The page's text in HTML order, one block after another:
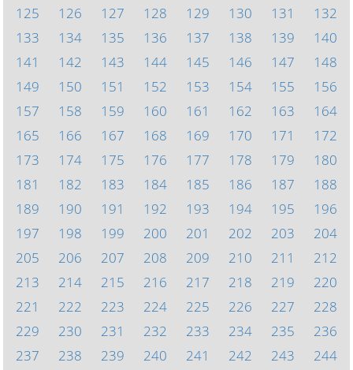
125
126 127 128 129 130 131
132
133
134 135 136 137 138 139
140
141
142 143 144 145 146 147
148
149
150 151 152 153 154 155
156
157
158 159 160 161 162 163
164
165
166 167 168 169 170 171
172
173
174 175 176 177 178 179
180
181
182 183 184 185 186 187
188
189
190 191 192 193 194 195
196
197
198 199 200 201 202 203
204
205
206 207 208 209 210 211
212
213
214 215 216 217 218 219
220
221
222 223 224 225 226 227
228
229
230 231 232 233 234 235
236
237
238 239 240 241 242 243
244